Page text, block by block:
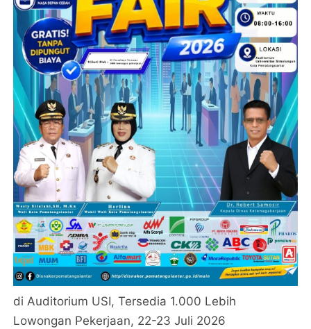
di Auditorium USI, Tersedia 1.000 Lebih
Lowongan Pekerjaan, 22-23 Juli 2026